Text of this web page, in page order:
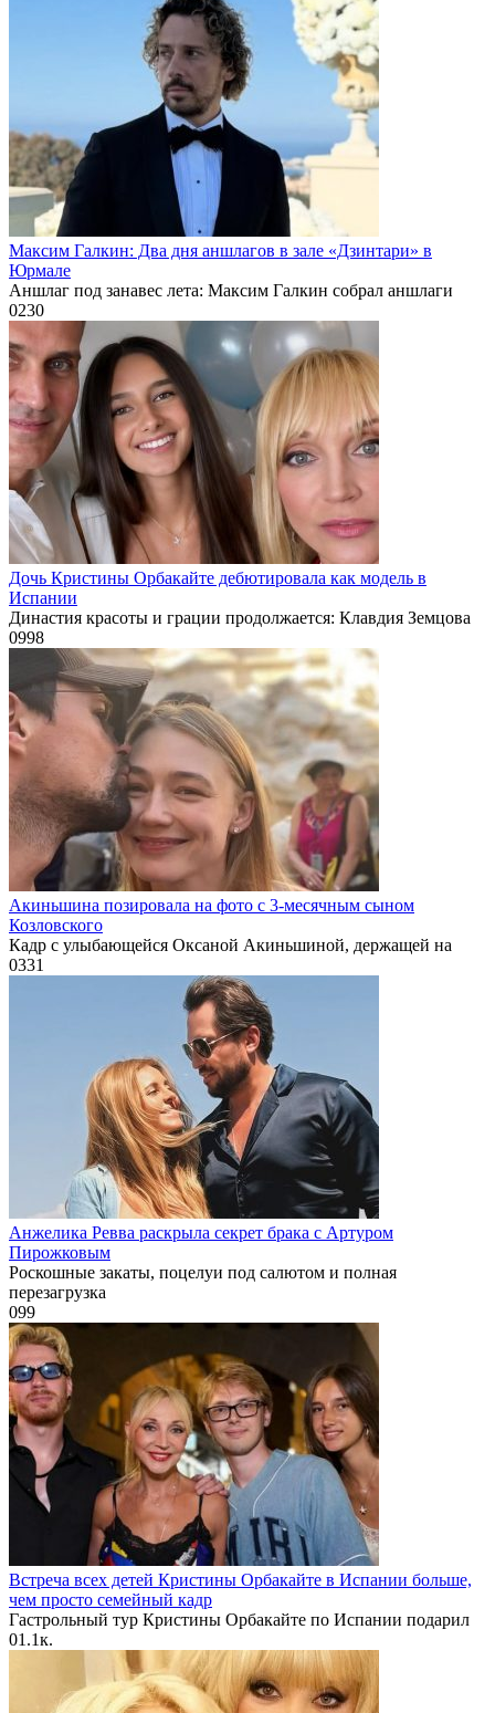
Максим Галкин: Два дня аншлагов в зале «Дзинтари» в
Юрмале
Аншлаг под занавес лета: Максим Галкин собрал аншлаги
0230
Дочь Кристины Орбакайте дебютировала как модель в
Испании
Династия красоты и грации продолжается: Клавдия Земцова
0998
Акиньшина позировала на фото с 3-месячным сыном
Козловского
Кадр с улыбающейся Оксаной Акиньшиной, держащей на
0331
Анжелика Ревва раскрыла секрет брака с Артуром
Пирожковым
Роскошные закаты, поцелуи под салютом и полная
перезагрузка
099
Встреча всех детей Кристины Орбакайте в Испании больше,
чем просто семейный кадр
Гастрольный тур Кристины Орбакайте по Испании подарил
01.1к.